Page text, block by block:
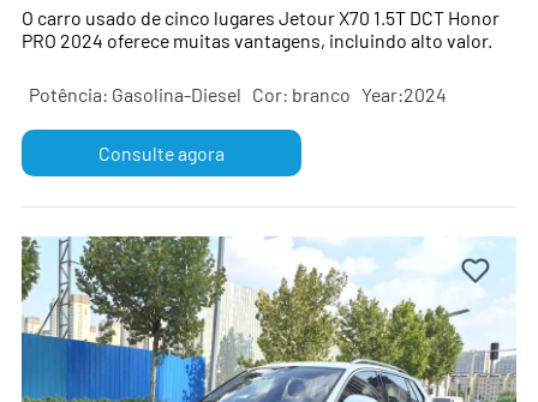
O carro usado de cinco lugares Jetour X70 1.5T DCT Honor
PRO 2024 oferece muitas vantagens, incluindo alto valor.
Potência: Gasolina-Diesel Cor: branco Year:2024
Consulte agora